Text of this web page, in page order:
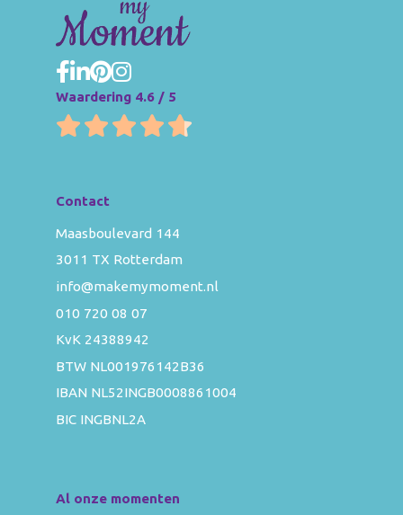
Waardering 4.6 / 5
Contact
Maasboulevard 144
3011 TX Rotterdam
info@makemymoment.nl
010 720 08 07
KvK 24388942
BTW NL001976142B36
IBAN NL52INGB0008861004
BIC INGBNL2A
Al onze momenten